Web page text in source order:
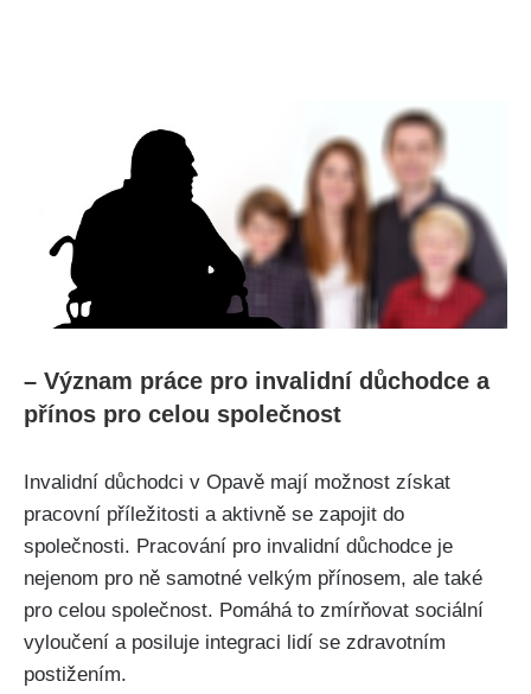
– Význam práce pro invalidní důchodce a
přínos pro celou společnost
Invalidní důchodci v Opavě mají možnost získat
pracovní příležitosti a aktivně se zapojit do
společnosti. Pracování pro invalidní důchodce je
nejenom pro ně samotné velkým přínosem, ale také
pro celou společnost. Pomáhá to zmírňovat sociální
vyloučení a posiluje integraci lidí se zdravotním
postižením.